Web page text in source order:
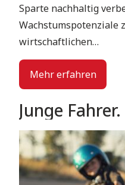
Sparte nachhaltig
Wachstumspotenziale
wirtschaftlichen…
Mehr erfahren
Junge Fahrer.